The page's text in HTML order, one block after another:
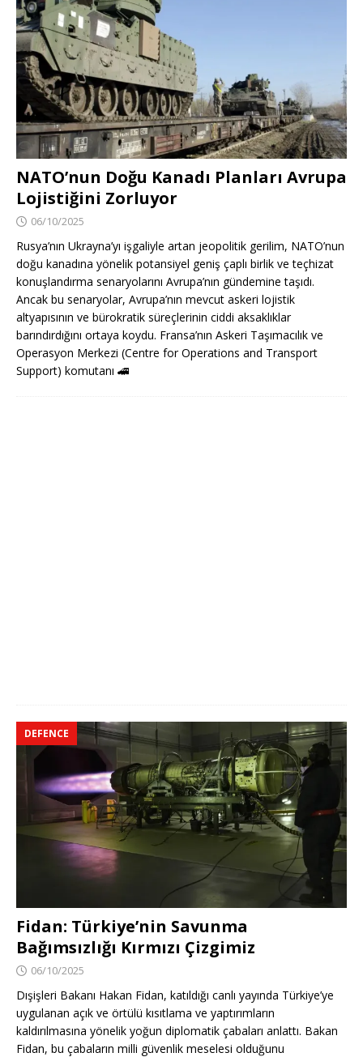
NATO’nun Doğu Kanadı Planları Avrupa
Lojistiğini Zorluyor
06/10/2025
Rusya’nın Ukrayna’yı işgaliyle artan jeopolitik gerilim, NATO’nun
doğu kanadına yönelik potansiyel geniş çaplı birlik ve teçhizat
konuşlandırma senaryolarını Avrupa’nın gündemine taşıdı.
Ancak bu senaryolar, Avrupa’nın mevcut askeri lojistik
altyapısının ve bürokratik süreçlerinin ciddi aksaklıklar
barındırdığını ortaya koydu. Fransa’nın Askeri Taşımacılık ve
Operasyon Merkezi (Centre for Operations and Transport
Support) komutanı 🚄
DEFENCE
Fidan: Türkiye’nin Savunma
Bağımsızlığı Kırmızı Çizgimiz
06/10/2025
Dışişleri Bakanı Hakan Fidan, katıldığı canlı yayında Türkiye’ye
uygulanan açık ve örtülü kısıtlama ve yaptırımların
kaldırılmasına yönelik yoğun diplomatik çabaları anlattı. Bakan
Fidan, bu çabaların milli güvenlik meselesi olduğunu